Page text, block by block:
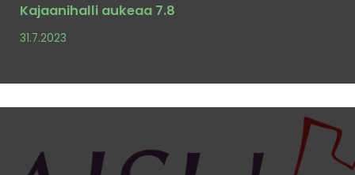
Kajaanihalli aukeaa 7.8
31.7.2023